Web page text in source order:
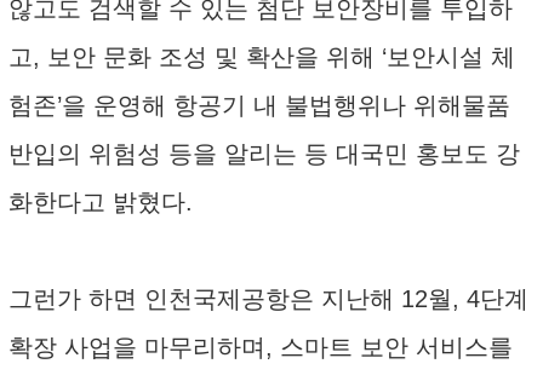
않고도 검색할 수 있는 첨단 보안장비를 투입하
고, 보안 문화 조성 및 확산을 위해 ‘보안시설 체
험존’을 운영해 항공기 내 불법행위나 위해물품
반입의 위험성 등을 알리는 등 대국민 홍보도 강
화한다고 밝혔다.
그런가 하면 인천국제공항은 지난해 12월, 4단계
확장 사업을 마무리하며, 스마트 보안 서비스를